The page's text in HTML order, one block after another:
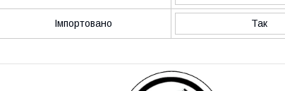
Імпортовано Так